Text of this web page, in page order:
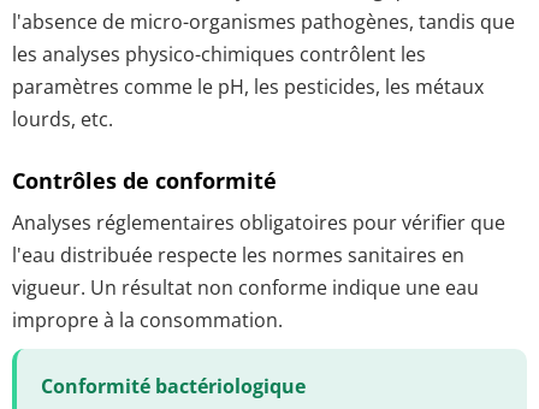
l'absence de micro-organismes pathogènes, tandis que
les analyses physico-chimiques contrôlent les
paramètres comme le pH, les pesticides, les métaux
lourds, etc.
Contrôles de conformité
Analyses réglementaires obligatoires pour vérifier que
l'eau distribuée respecte les normes sanitaires en
vigueur. Un résultat non conforme indique une eau
impropre à la consommation.
Conformité bactériologique